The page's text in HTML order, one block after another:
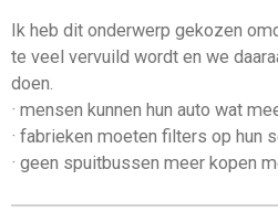
Ik heb dit onderwerp gekozen
te veel vervuild wordt en we
doen.
· mensen kunnen hun auto wat
· fabrieken moeten filters op hun
· geen spuitbussen meer kopen